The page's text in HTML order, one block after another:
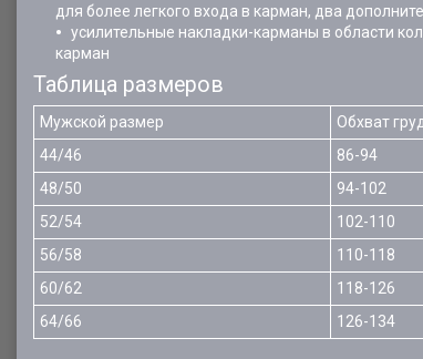
для более легкого входа в карман, два
усилительные накладки-карманы в области
карман
Таблица размеров
Мужской размер Обхват
44/46
86-94
48/50
94-102
52/54
102-110
56/58
110-118
60/62
118-126
64/66
126-134